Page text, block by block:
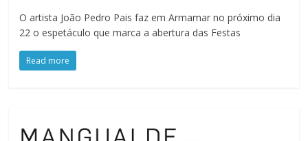
O artista João Pedro Pais faz em Armamar no próximo dia
22 o espetáculo que marca a abertura das Festas
Read more